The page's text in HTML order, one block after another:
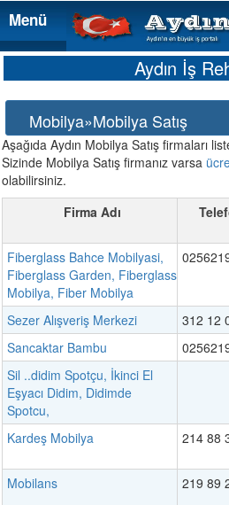
Menü
Menü
Aydın İş
Mobilya»Mobilya Satış
Aşağıda Aydın Mobilya Satış firmaları
Sizinde Mobilya Satış firmanız varsa
olabilirsiniz.
Firma Adı
Fiberglass Bahce Mobilyasi,
Fiberglass Garden, Fiberglass
Mobilya, Fiber Mobilya
Sezer Alışveriş Merkezi 312 12
Sancaktar Bambu
Sil ..didim Spotçu, İkinci El
Eşyacı Didim, Didimde
Spotcu,
Kardeş Mobilya 214 88
Mobilans 219 89